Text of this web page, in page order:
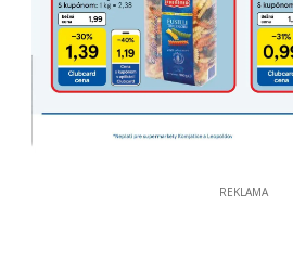
REKLAMA